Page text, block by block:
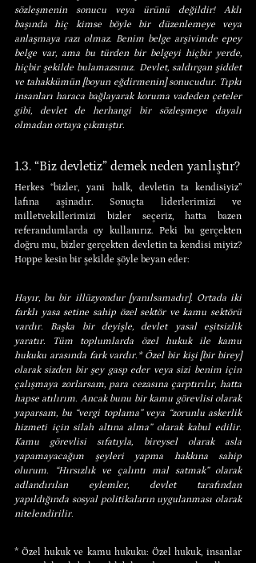
sözleşmenin sonucu veya ürünü değildir! Aklı
başında hiç kimse böyle bir düzenlemeye veya
anlaşmaya razı olmaz. Benim belge arşivimde epey
belge var, ama bu türden bir belgeyi hiçbir yerde,
hiçbir şekilde bulamazsınız. Devlet, saldırgan şiddet
ve tahakkümün [boyun eğdirmenin] sonucudur. Tıpkı
insanları haraca bağlayarak koruma vadeden çeteler
gibi, devlet de herhangi bir sözleşmeye dayalı
olmadan ortaya çıkmıştır.
1.3. “Biz devletiz” demek neden yanlıştır?
Herkes “bizler, yani halk, devletin ta kendisiyiz”
lafına aşinadır. Sonuçta liderlerimizi ve
milletvekillerimizi bizler seçeriz, hatta bazen
referandumlarda oy kullanırız. Peki bu gerçekten
doğru mu, bizler gerçekten devletin ta kendisi miyiz?
Hoppe kesin bir şekilde şöyle beyan eder:
Hayır, bu bir illüzyondur [yanılsamadır]. Ortada iki
farklı yasa setine sahip özel sektör ve kamu sektörü
vardır. Başka bir deyişle, devlet yasal eşitsizlik
yaratır. Tüm toplumlarda özel hukuk ile kamu
hukuku arasında fark vardır.* Özel bir kişi [bir birey]
olarak sizden bir şey gasp eder veya sizi benim için
çalışmaya zorlarsam, para cezasına çarptırılır, hatta
hapse atılırım. Ancak bunu bir kamu görevlisi olarak
yaparsam, bu “vergi toplama” veya “zorunlu askerlik
hizmeti için silah altına alma” olarak kabul edilir.
Kamu görevlisi sıfatıyla, bireysel olarak asla
yapamayacağım şeyleri yapma hakkına sahip
olurum. “Hırsızlık ve çalıntı mal satmak” olarak
adlandırılan eylemler, devlet tarafından
yapıldığında sosyal politikaların uygulanması olarak
nitelendirilir.
* Özel hukuk ve kamu hukuku: Özel hukuk, insanlar